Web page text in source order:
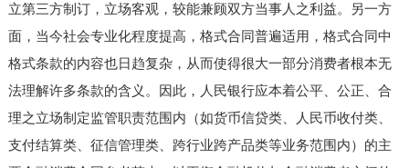
立第三方制订，立场客观，较能兼顾双方当事人之利益。另一方
面，当今社会专业化程度提高，格式合同普遍适用，格式合同中
格式条款的内容也日趋复杂，从而使得很大一部分消费者根本无
法理解许多条款的含义。因此，人民银行应本着公平、公正、合
理之立场制定监管职责范围内（如货币信贷类、人民币收付类、
支付结算类、征信管理类、跨行业跨产品类等业务范围内）的主